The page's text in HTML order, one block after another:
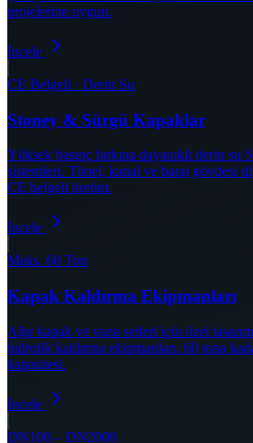
projelerine uygun.
İncele
CE Belgeli · Derin Su
Stoney & Sürgü Kapaklar
Yüksek basınç farkına dayanıklı derin su
sistemleri. Tünel, kanal ve baraj gövdesi
CE belgeli üretim.
İncele
Maks. 60 Ton
Kapak Kaldırma Ekipmanları
Ağır kapak ve vana setleri için özel
hidrolik kaldırma ekipmanları. 60 tona
kapasitesi.
İncele
DN100 – DN2000